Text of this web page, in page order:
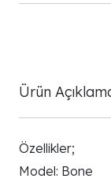
Ürün
Özellikler;
Model: Bone